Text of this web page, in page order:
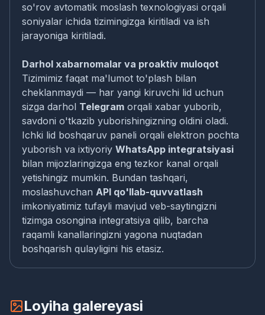
so'rov avtomatik moslash texnologiyasi orqali
soniyalar ichida tizimingizga kiritiladi va ish
jarayoniga kiritiladi.
Darhol xabarnomalar va proaktiv muloqot
Tizimimiz faqat ma'lumot to'plash bilan
cheklanmaydi — har yangi kiruvchi lid uchun
sizga darhol Telegram orqali xabar yuborib,
savdoni o'tkazib yuborishingizning oldini oladi.
Ichki lid boshqaruv paneli orqali elektron pochta
yuborish va ixtiyoriy WhatsApp integratsiyasi
bilan mijozlaringizga eng tezkor kanal orqali
yetishingiz mumkin. Bundan tashqari,
moslashuvchan API qo'llab-quvvatlash
imkoniyatimiz tufayli mavjud veb-saytingizni
tizimga osongina integratsiya qilib, barcha
raqamli kanallaringizni yagona nuqtadan
boshqarish qulayligini his etasiz.
Loyiha galereyasi